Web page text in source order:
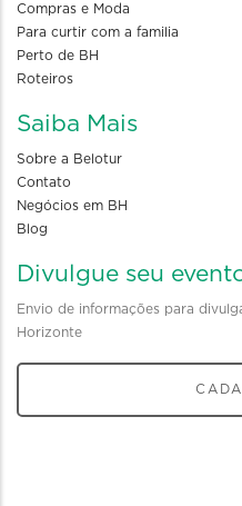
Compras e Moda
Para curtir com a familia
Perto de BH
Roteiros
Saiba Mais
Sobre a Belotur
Contato
Negócios em BH
Blog
Divulgue seu
Envio de informações para
Horizonte